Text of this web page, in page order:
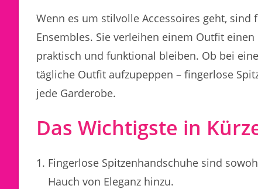
Wenn es um stilvolle Accessoires geht,
Ensembles. Sie verleihen einem Outfit
praktisch und funktional bleiben. Ob bei
tägliche Outfit aufzupeppen – fingerlose
jede Garderobe.
Das Wichtigste in
Fingerlose Spitzenhandschuhe sind
Hauch von Eleganz hinzu.